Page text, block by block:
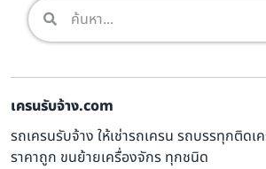
เครนรับจ้าง.com
รถเครนรับจ้าง ให้เช่ารถเครน รถบรรทุกติดเ
ราคาถูก ขนย้ายเครื่องจักร ทุกชนิด